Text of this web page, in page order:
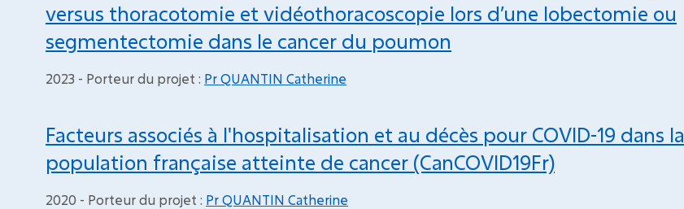
versus thoracotomie et vidéothoracoscopie lors d’une lobectomie ou
segmentectomie dans le cancer du poumon
2023 - Porteur du projet : Pr QUANTIN Catherine
Facteurs associés à l'hospitalisation et au décès pour COVID-19 dans la
population française atteinte de cancer (CanCOVID19Fr)
2020 - Porteur du projet : Pr QUANTIN Catherine